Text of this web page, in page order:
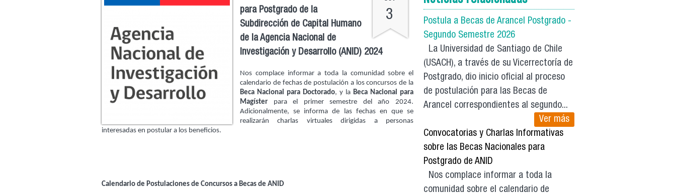
3
para Postgrado de la
Subdirección de Capital Humano
de la Agencia Nacional de
Investigación y Desarrollo (ANID) 2024
Nos complace informar a toda la comunidad sobre el
calendario de fechas de postulación a los concursos de la
Beca Nacional para Doctorado, y la Beca Nacional para
Magíster para el primer semestre del año 2024.
Adicionalmente, se informa de las fechas en que se
realizarán charlas virtuales dirigidas a personas
interesadas en postular a los beneficios.
Calendario de Postulaciones de Concursos a Becas de ANID
Postula a Becas de Arancel Postgrado -
Segundo Semestre 2026
La Universidad de Santiago de Chile
(USACH), a través de su Vicerrectoría de
Postgrado, dio inicio oficial al proceso
de postulación para las Becas de
Arancel correspondientes al segundo...
Ver más
Convocatorias y Charlas Informativas
sobre las Becas Nacionales para
Postgrado de ANID
Nos complace informar a toda la
comunidad sobre el calendario de